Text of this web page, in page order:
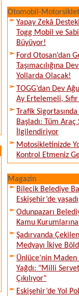
Otomobil-Motorsiklet
Yapay Zekâ
Togg Mobil ve
Büyüyor!
Ford Otosan’dan
Taşımacılığına
Yollarda Olacak!
TOGG’dan Dev
Ay Ertelemeli,
Trafik
Başladı: Tüm
İlgilendiriyor
Motosikletinizde
Kontrol Etmeniz
Magazin
Bilecik Belediye
Eskişehir’de
Odunpazarı
Kamu Kurumlarına
Şadırvanda
Medyayı İkiye
Ünlüce’nin Maden
Yağdı: "Milli
Çıkılıyor"
Eskişehir’de Yol